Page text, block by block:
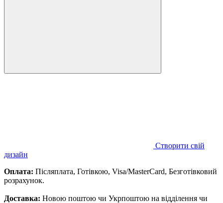
Створити свій
дизайн
Оплата: Післяплата, Готівкою, Visa/MasterCard, Безготівковий
розрахунок.
Доставка: Новою поштою чи Укрпоштою на відділення чи